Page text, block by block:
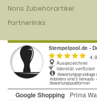
Noris Zubehörartikel
Partnerlinks